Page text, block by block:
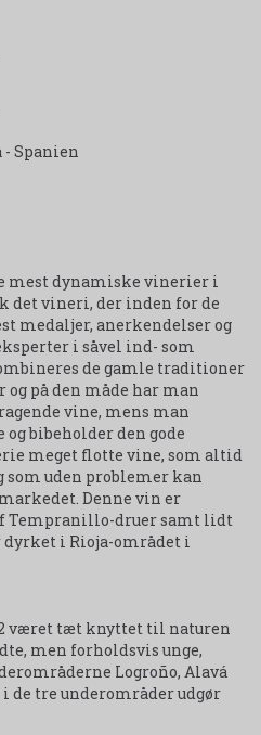
- Spanien
mest dynamiske vinerier i
det vineri, der inden for de
medaljer, anerkendelser og
i såvel ind- som
de gamle traditioner
på den måde har man
vine, mens man
bibeholder den gode
meget flotte vine, som altid
som uden problemer kan
Denne vin er
Tempranillo-druer samt lidt
dyrket i Rioja-området i
været tæt knyttet til naturen
men forholdsvis unge,
Logroño, Alavá
i de tre underområder udgør